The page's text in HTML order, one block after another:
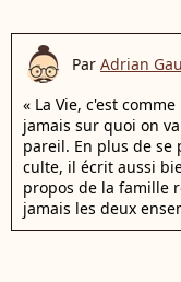
Par Adrian
« La Vie, c'est
jamais sur quoi on
pareil. En plus de
culte, il écrit aussi
propos de la famille
jamais les deux